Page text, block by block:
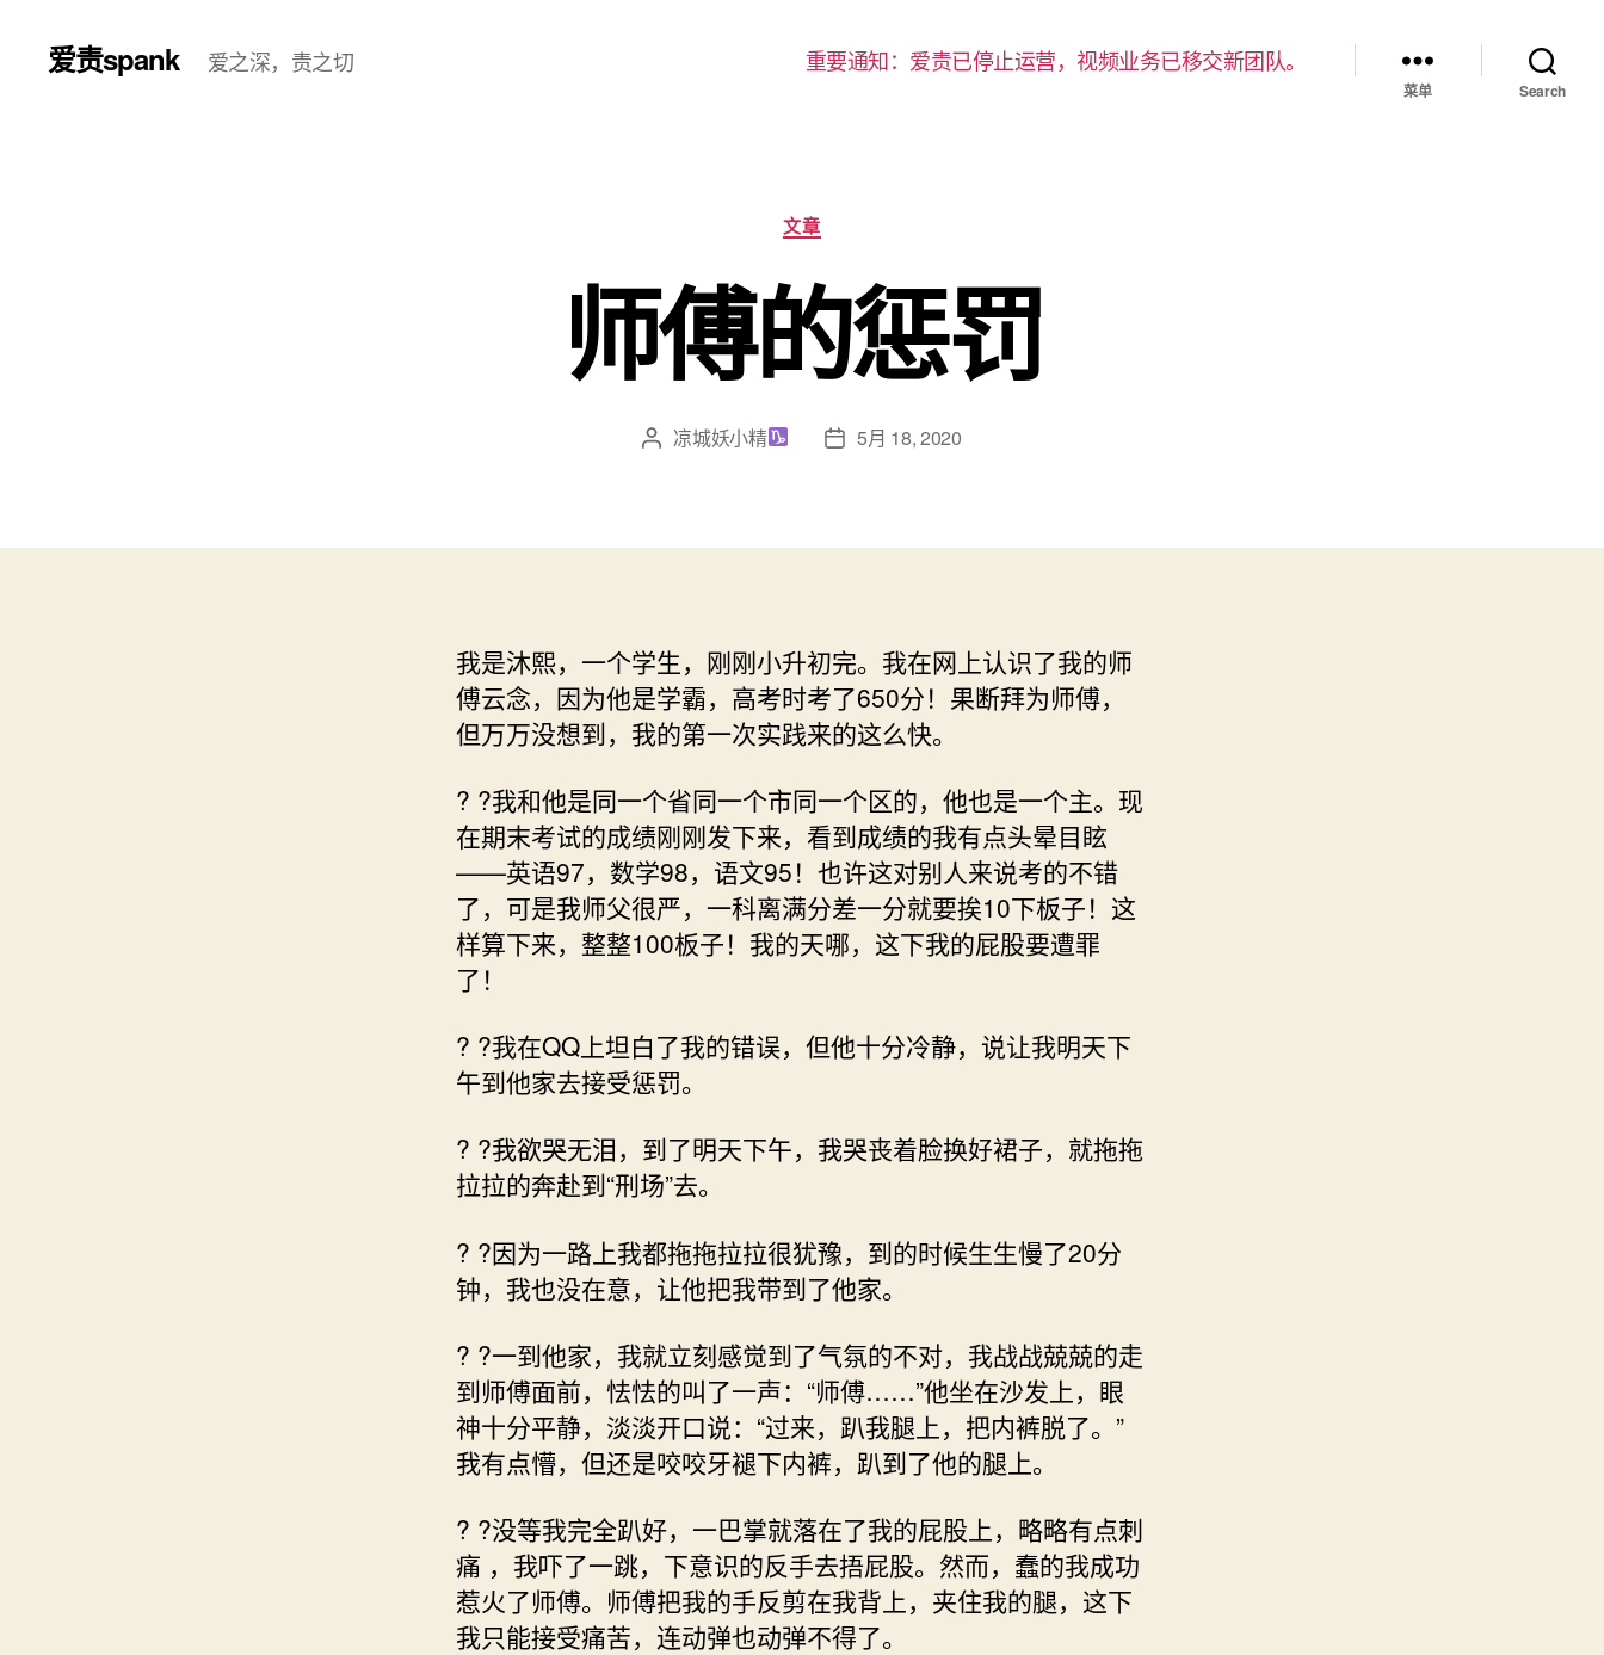
爱责spank 爱之深，责之切 重要通知：爱责已停止运营，视频业务已移交新团队。
菜单 Search
分
类
文章
师傅的惩罚
文 凉城妖小精
发 5月 18, 2020
我是沐熙，一个学生，刚刚小升初完。我在网上认识了我的师
傅云念，因为他是学霸，高考时考了650分！果断拜为师傅，
但万万没想到，我的第一次实践来的这么快。
? ?我和他是同一个省同一个市同一个区的，他也是一个主。现
在期末考试的成绩刚刚发下来，看到成绩的我有点头晕目眩
——英语97，数学98，语文95！也许这对别人来说考的不错
了，可是我师父很严，一科离满分差一分就要挨10下板子！这
样算下来，整整100板子！我的天哪，这下我的屁股要遭罪
了！
? ?我在QQ上坦白了我的错误，但他十分冷静，说让我明天下
午到他家去接受惩罚。
? ?我欲哭无泪，到了明天下午，我哭丧着脸换好裙子，就拖拖
拉拉的奔赴到“刑场”去。
? ?因为一路上我都拖拖拉拉很犹豫，到的时候生生慢了20分
钟，我也没在意，让他把我带到了他家。
? ?一到他家，我就立刻感觉到了气氛的不对，我战战兢兢的走
到师傅面前，怯怯的叫了一声：“师傅……”他坐在沙发上，眼
神十分平静，淡淡开口说：“过来，趴我腿上，把内裤脱了。”
我有点懵，但还是咬咬牙褪下内裤，趴到了他的腿上。
? ?没等我完全趴好，一巴掌就落在了我的屁股上，略略有点刺
痛 ，我吓了一跳，下意识的反手去捂屁股。然而，蠢的我成功
惹火了师傅。师傅把我的手反剪在我背上，夹住我的腿，这下
我只能接受痛苦，连动弹也动弹不得了。